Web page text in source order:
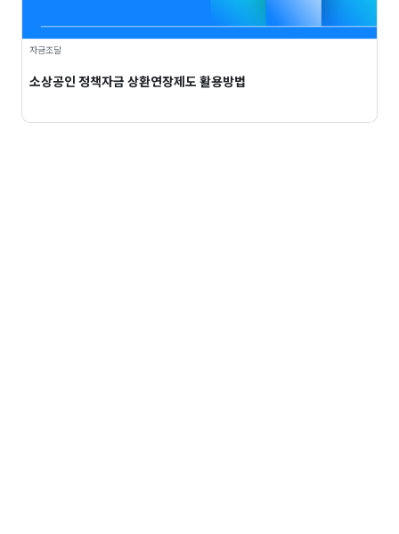
자금조달
소상공인 정책자금 상환연장제도 활용방법